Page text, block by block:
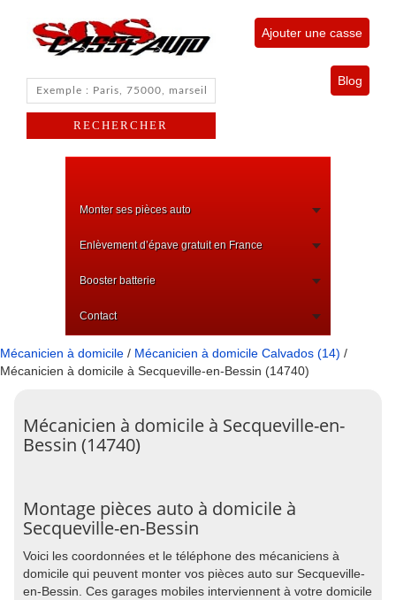
Ajouter une casse
Blog
Monter ses pièces auto
Enlèvement d’épave gratuit en France
Booster batterie
Contact
Mécanicien à domicile / Mécanicien à domicile Calvados (14) /
Mécanicien à domicile à Secqueville-en-Bessin (14740)
Mécanicien à domicile à Secqueville-en-
Bessin (14740)
Montage pièces auto à domicile à
Secqueville-en-Bessin
Voici les coordonnées et le téléphone des mécaniciens à
domicile qui peuvent monter vos pièces auto sur Secqueville-
en-Bessin. Ces garages mobiles interviennent à votre domicile